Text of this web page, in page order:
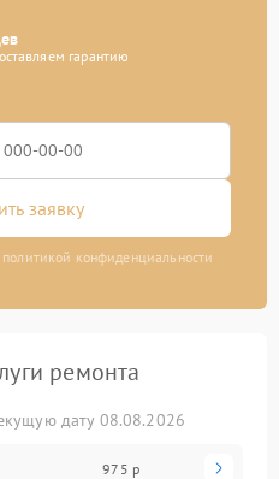
гарантию
заявку
конфиденциальности
ремонта
дату 08.08.2026
975 р